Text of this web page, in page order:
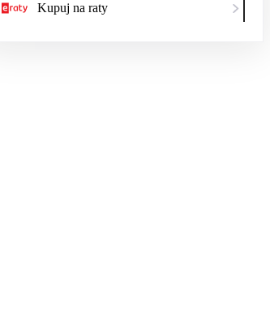
Kupuj na raty